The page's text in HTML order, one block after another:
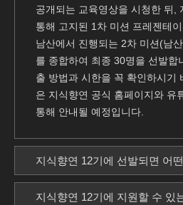
공개되는 교육영상을 시청한 뒤,
통해 고지된 1차 미션 프레젠테
남산에서 진행되는 2차 미션(남
를 종합하여 최종 30명을 선발합
출 방법과 시한을 꼭 확인하시기
은 지식향연 공식 홈페이지와 유
통해 안내될 예정입니다.
지식향연 12기에 선발되면 어
지식향연 12기에 지원할 수 있